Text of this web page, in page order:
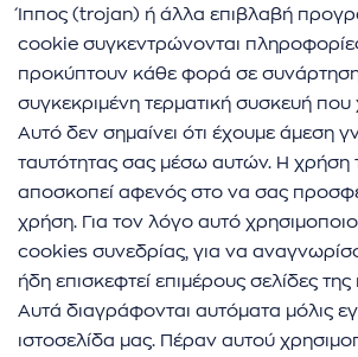
Ίππος (trojan) ή άλλα επιβλαβή
cookie συγκεντρώνονται
προκύπτουν κάθε φορά σε
συγκεκριμένη τερματική συσκευή που
Αυτό δεν σημαίνει ότι έχουμε άμεση
ταυτότητας σας μέσω αυτών. Η
αποσκοπεί αφενός στο να σας
χρήση. Για τον λόγο αυτό
cookies συνεδρίας, για να
ήδη επισκεφτεί επιμέρους σελίδες της
Αυτά διαγράφονται αυτόματα μόλις
ιστοσελίδα μας. Πέραν αυτού